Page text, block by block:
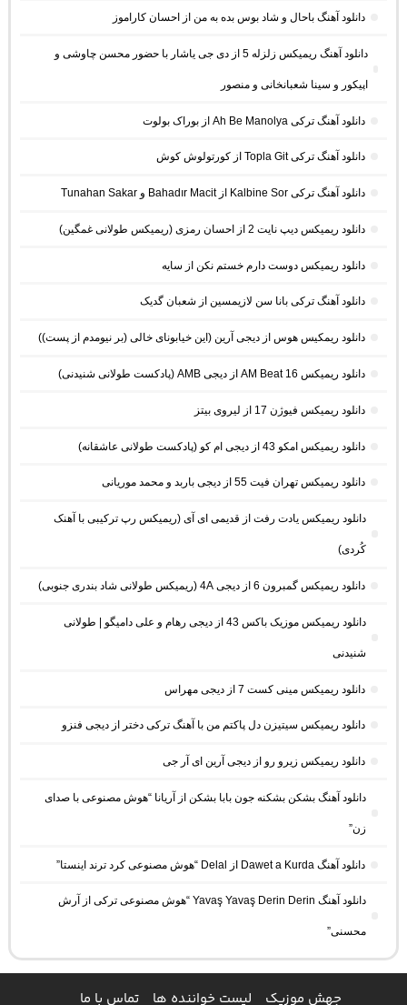
دانلود آهنگ باحال و شاد بوس بده به من از احسان کاراموز
دانلود آهنگ ریمیکس زلزله 5 از دی جی یاشار با حضور محسن چاوشی و
اپیکور و سینا شعبانخانی و منصور
دانلود آهنگ ترکی Ah Be Manolya از بوراک بولوت
دانلود آهنگ ترکی Topla Git از کورتولوش کوش
دانلود آهنگ ترکی Kalbine Sor از Bahadır Macit و Tunahan Sakar
دانلود ریمیکس دیپ نایت 2 از احسان رمزی (ریمیکس طولانی غمگین)
دانلود ریمیکس دوست دارم خستم نکن از سایه
دانلود آهنگ ترکی بانا سن لازیمسین از شعبان گدیک
دانلود ریمکیس هوس از دیجی آرین (این خیابونای خالی (بر نیومدم از پست))
دانلود ریمیکس AM Beat 16 از دیجی AMB (پادکست طولانی شنیدنی)
دانلود ریمیکس فیوژن 17 از لیروی بیتز
دانلود ریمیکس امکو 43 از دیجی ام کو (پادکست طولانی عاشقانه)
دانلود ریمیکس تهران فیت 55 از دیجی باربد و محمد موریانی
دانلود ریمیکس یادت رفت از قدیمی ای آی (ریمیکس رپ ترکیبی با آهنک
کُردی)
دانلود ریمیکس گمبرون 6 از دیجی 4A (ریمیکس طولانی شاد بندری جنوبی)
دانلود ریمیکس موزیک باکس 43 از دیجی رهام و علی دامیگو | طولانی
شنیدنی
دانلود ریمیکس مینی کست 7 از دیجی مهراس
دانلود ریمیکس سیتیزن دل پاکتم من با آهنگ ترکی دختر از دیجی فنزو
دانلود ریمیکس زیرو رو از دیجی آرین ای آر جی
دانلود آهنگ بشکن بشکنه جون بابا بشکن از آریانا “هوش مصنوعی با صدای
زن”
دانلود آهنگ Dawet a Kurda از Delal “هوش مصنوعی کرد ترند اینستا”
دانلود آهنگ Yavaş Yavaş Derin Derin “هوش مصنوعی ترکی از آرش
محسنی”
جهش موزیک لیست خواننده ها تماس با ما